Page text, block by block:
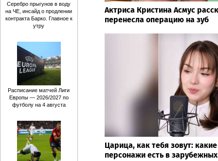
Актриса Кристина Асмус
перенесла операцию на зуб
Царица, как тебя зовут:
персонажи есть в
Серебро прыгунов в воду
на ЧЕ, инсайд о продлении
контракта Барко. Главное к
утру
Расписание матчей Лиги
Европы — 2026/2027 по
футболу на 4 августа